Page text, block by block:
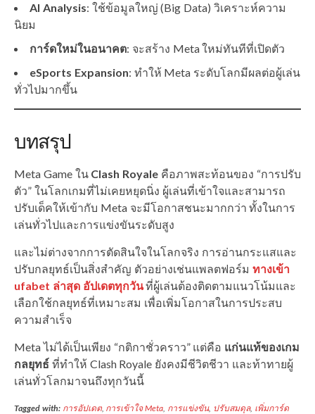
AI Analysis: ใช้ข้อมูลใหญ่ (Big Data) วิเคราะห์ความ
นิยม
การ์ดใหม่ในอนาคต: จะสร้าง Meta ใหม่ทันทีที่เปิดตัว
eSports Expansion: ทำให้ Meta ระดับโลกมีผลต่อผู้เล่น
ทั่วไปมากขึ้น
บทสรุป
Meta Game ใน Clash Royale คือภาพสะท้อนของ “การปรับ
ตัว” ในโลกเกมที่ไม่เคยหยุดนิ่ง ผู้เล่นที่เข้าใจและสามารถ
ปรับเด็คให้เข้ากับ Meta จะมีโอกาสชนะมากกว่า ทั้งในการ
เล่นทั่วไปและการแข่งขันระดับสูง
และไม่ต่างจากการตัดสินใจในโลกจริง การอ่านกระแสและ
ปรับกลยุทธ์เป็นสิ่งสำคัญ ตัวอย่างเช่นแพลตฟอร์ม ทางเข้า
ufabet ล่าสุด อัปเดตทุกวันที่ผู้เล่นต้องติดตามแนวโน้มและ
เลือกใช้กลยุทธ์ที่เหมาะสม เพื่อเพิ่มโอกาสในการประสบ
ความสำเร็จ
Meta ไม่ได้เป็นเพียง “กติกาชั่วคราว” แต่คือ แก่นแท้ของเกม
กลยุทธ์ ที่ทำให้ Clash Royale ยังคงมีชีวิตชีวา และท้าทายผู้
เล่นทั่วโลกมาจนถึงทุกวันนี้
Tagged with: การอัปเดต, การเข้าใจ Meta, การแข่งขัน, ปรับสมดุล, เพิ่มการ์ด